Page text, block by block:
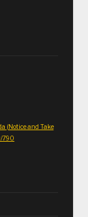
(Notice and Take
790